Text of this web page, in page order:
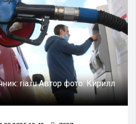
ria.ruАвтор фото:Кирилл